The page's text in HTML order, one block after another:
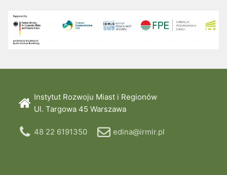
Instytut Rozwoju Miast i Regionów
Ul. Targowa 45 Warszawa
48 22 6191350 edina@irmir.pl